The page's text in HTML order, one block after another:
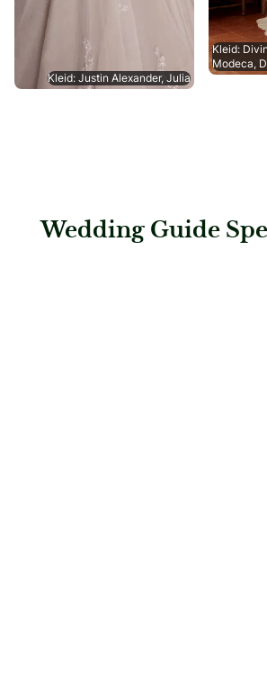
Kleid: Justin Alexander, Julia
Kleid:
Modeca,
Wedding Guide